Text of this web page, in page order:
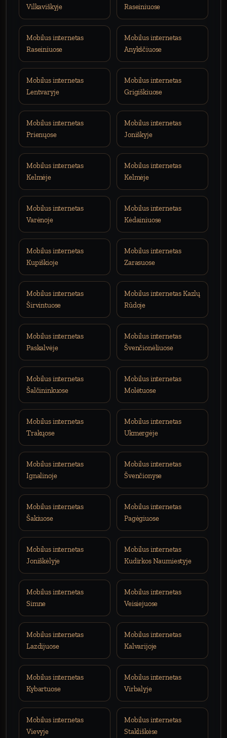
Vilkaviškyje Raseiniuose
Mobilus internetas
Raseiniuose
Mobilus internetas
Anykščiuose
Mobilus internetas
Lentvaryje
Mobilus internetas
Grigiškiuose
Mobilus internetas
Prienųose
Mobilus internetas
Joniškyje
Mobilus internetas
Kelmėje
Mobilus internetas
Kelmėje
Mobilus internetas
Varėnoje
Mobilus internetas
Kėdainiuose
Mobilus internetas
Kupiškioje
Mobilus internetas
Zarasuose
Mobilus internetas
Širvintuose
Mobilus internetas Kazlų
Rūdoje
Mobilus internetas
Paskalvėje
Mobilus internetas
Švenčionėliuose
Mobilus internetas
Šalčininkuose
Mobilus internetas
Molėtuose
Mobilus internetas
Trakųose
Mobilus internetas
Ukmergėje
Mobilus internetas
Ignalinoje
Mobilus internetas
Švenčionyse
Mobilus internetas
Šakiuose
Mobilus internetas
Pagėgiuose
Mobilus internetas
Joniškėlyje
Mobilus internetas
Kudirkos Naumiestyje
Mobilus internetas
Simne
Mobilus internetas
Veisiejuose
Mobilus internetas
Lazdijuose
Mobilus internetas
Kalvarijoje
Mobilus internetas
Kybartuose
Mobilus internetas
Virbalyje
Mobilus internetas
Vievyje
Mobilus internetas
Stakliškėse